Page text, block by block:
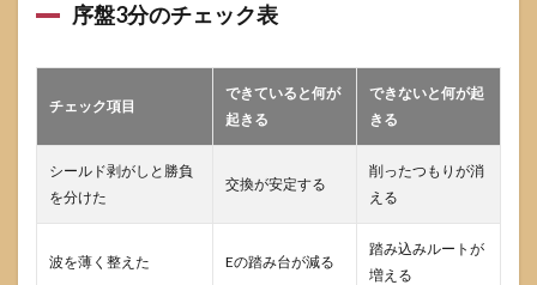
序盤3分のチェック表
チェック項目
できていると何が
起きる
できないと何が起
きる
シールド剥がしと勝負
を分けた
交換が安定する
削ったつもりが消
える
波を薄く整えた Eの踏み台が減る
踏み込みルートが
増える